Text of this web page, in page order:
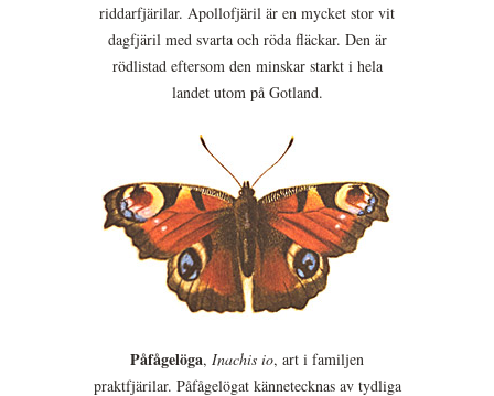
riddarfjärilar. Apollofjäril är en mycket stor vit
dagfjäril med svarta och röda fläckar. Den är
rödlistad eftersom den minskar starkt i hela
landet utom på Gotland.
Påfågelöga, Inachis io, art i familjen
praktfjärilar. Påfågelögat kännetecknas av tydliga